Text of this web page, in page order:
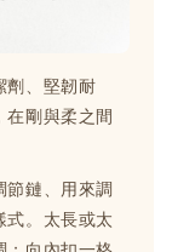
劑、堅韌耐
剛與柔之間
節鏈、用來調
。太長或太